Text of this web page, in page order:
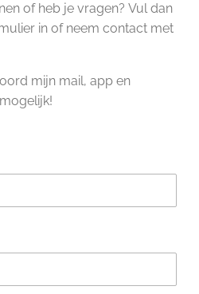
of heb je vragen? Vul dan
in of neem contact met
mijn mail, app en